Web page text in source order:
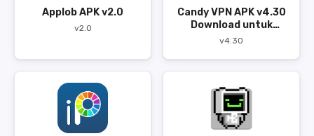
Applob APK v2.0
v2.0
Candy VPN APK v4.30
Download untuk
Android
v4.30